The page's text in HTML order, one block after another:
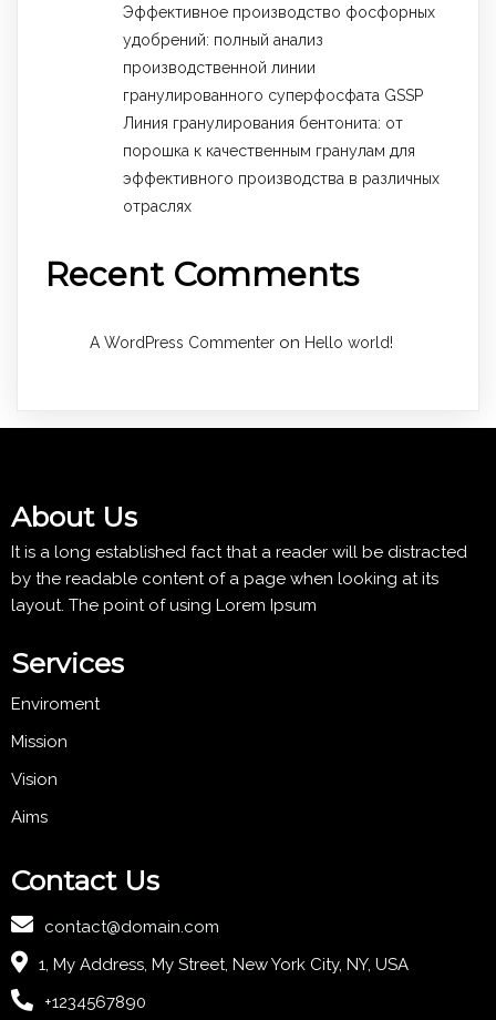
Эффективное производство фосфорных
удобрений: полный анализ
производственной линии
гранулированного суперфосфата GSSP
Линия гранулирования бентонита: от
порошка к качественным гранулам для
эффективного производства в различных
отраслях
Recent Comments
A WordPress Commenter on Hello world!
About Us
It is a long established fact that a reader will be distracted
by the readable content of a page when looking at its
layout. The point of using Lorem Ipsum
Services
Enviroment
Mission
Vision
Aims
Contact Us
contact@domain.com
1, My Address, My Street, New York City, NY, USA
+1234567890